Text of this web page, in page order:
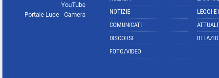
YouTube
Portale Luce - Camera
NOTIZIE
COMUNICATI
DISCORSI
FOTO/VIDEO
LEGGI E